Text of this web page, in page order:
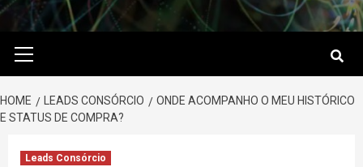
Menu
HOME LEADS CONSÓRCIO
ONDE ACOMPANHO O MEU HISTÓRICO
E STATUS DE COMPRA?
Leads Consórcio